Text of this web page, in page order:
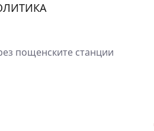
пощенските станции